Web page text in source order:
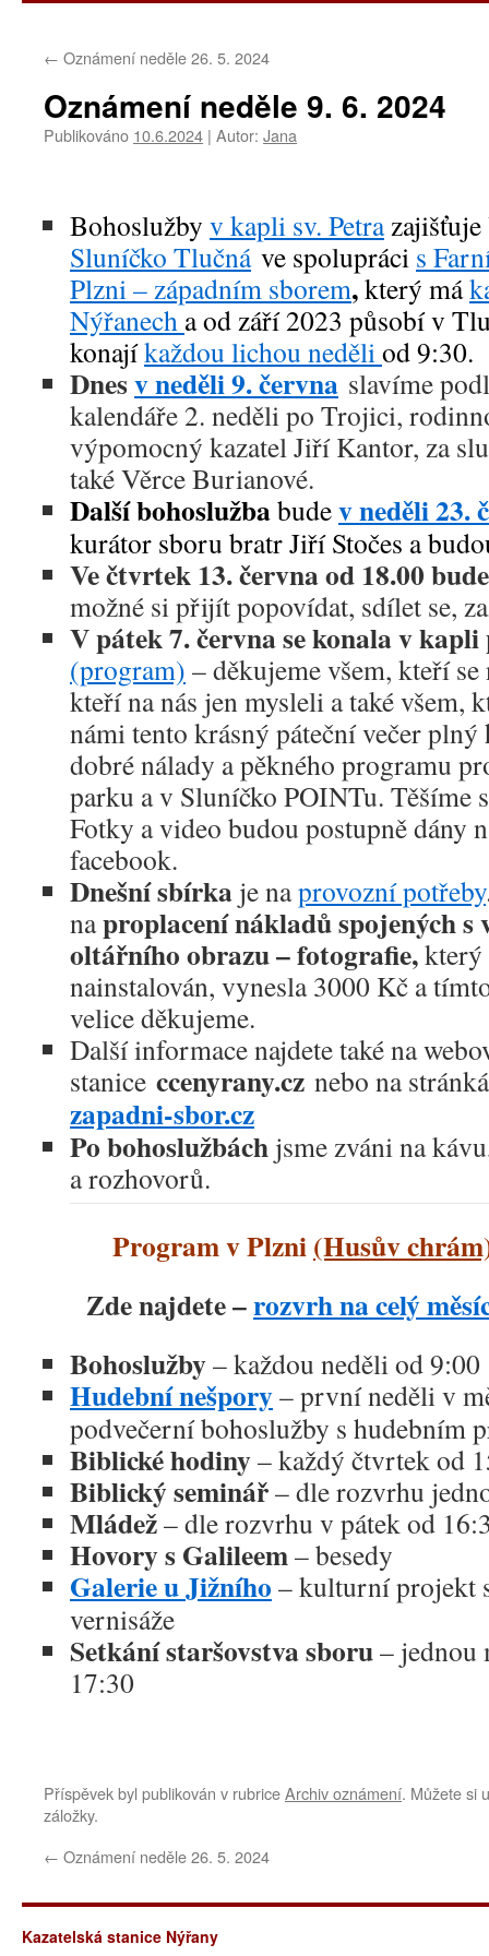
webu
← Oznámení neděle 26. 5. 2024
Oznámení neděle 9. 6. 2024
Publikováno 10.6.2024 | Autor: Jana
Bohoslužby v kapli sv. Petrazajišťuje
Sluníčko Tlučnáve spolupráci s
Plzni – západním sborem,který má
Nýřanech a od září 2023 působí v
konajíkaždou lichou neděli od 9:30.
Dnesv neděli 9. června slavíme
kalendáře 2. neděli po Trojici,
výpomocný kazatel Jiří Kantor, za
také Věrce Burianové.
Další bohoslužbabudev neděli 23.
kurátor sboru bratr Jiří Stočes a
Ve čtvrtek 13. června od 18.00
možné si přijít popovídat, sdílet se,
V pátek 7. června se konala v
(program) – děkujeme všem, kteří
kteří na nás jen mysleli a také všem,
námi tento krásný páteční večer
dobré nálady a pěkného programu
parku a v Sluníčko POINTu. Těšíme
Fotky a video budou postupně dány
facebook.
Dnešní sbírka je naprovozní potřeby
naproplacení nákladů spojených s
oltářního obrazu – fotografie,
nainstalován, vynesla 3000 Kč a
velice děkujeme.
Další informace najdete také na
stanice ccenyrany.cz nebo na
zapadni-sbor.cz
Po bohoslužbách jsme zváni na
a rozhovorů.
Program v Plzni(Husův
Zde najdete –rozvrh na celý
Bohoslužby– každou neděli od 9:00
Hudební nešpory– první neděli v
podvečerní bohoslužby s hudebním
Biblické hodiny– každý čtvrtek od
Biblický seminář– dle rozvrhu
Mládež– dle rozvrhu v pátek od
Hovory s Galileem– besedy
Galerie u Jižního – kulturní projekt
vernisáže
Setkání staršovstva sboru– jednou
17:30
Příspěvek byl publikován v rubriceArchiv oznámení. Můžete si
záložky.
← Oznámení neděle 26. 5. 2024
Kazatelská stanice Nýřany